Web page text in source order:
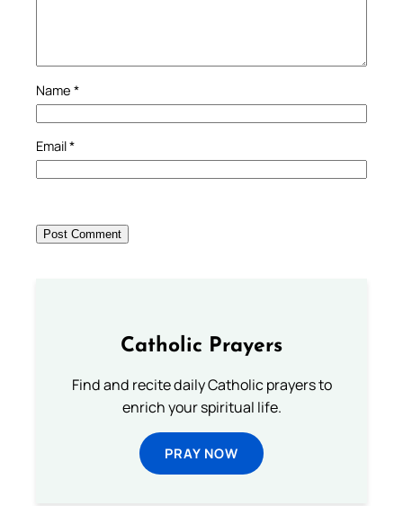
Name *
Email*
Catholic Prayers
Find and recite daily Catholic prayers to
enrich your spiritual life.
PRAY NOW